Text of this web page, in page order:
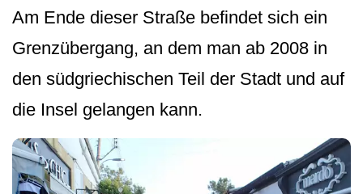
Am Ende dieser Straße befindet sich ein
Grenzübergang, an dem man ab 2008 in
den südgriechischen Teil der Stadt und auf
die Insel gelangen kann.